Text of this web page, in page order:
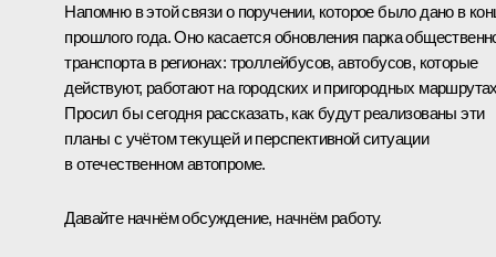
Напомню в этой связи о поручении, которое было дано в
прошлого года. Оно касается обновления парка
транспорта в регионах: троллейбусов, автобусов, которые
действуют, работают на городских и пригородных
Просил бы сегодня рассказать, как будут реализованы эти
планы с учётом текущей и перспективной ситуации
в отечественном автопроме.
Давайте начнём обсуждение, начнём работу.